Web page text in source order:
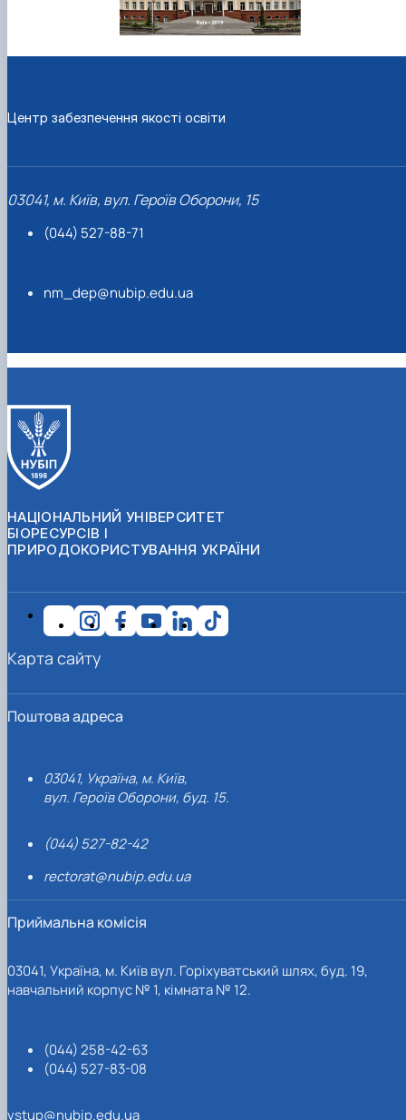
Центр забезпечення якості освіти
03041, м. Київ, вул. Героїв Оборони, 15
(044) 527-88-71
nm_dep@nubip.edu.ua
НАЦІОНАЛЬНИЙ УНІВЕРСИТЕТ
БІОРЕСУРСІВ І
ПРИРОДОКОРИСТУВАННЯ УКРАЇНИ
Поштова адреса
03041, Україна, м. Київ,
вул. Героїв Оборони, буд. 15.
(044) 527-82-42
rectorat@nubip.edu.ua
Приймальна комісія
03041, Україна, м. Київ вул. Горіхуватський шлях, буд. 19,
навчальний корпус № 1, кімната № 12.
(044) 258-42-63
(044) 527-83-08
vstup@nubip.edu.ua
Карта сайту